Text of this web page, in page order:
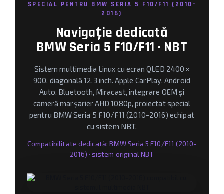
Camere marșarier auto
Camere marșarier universale
Camere Skoda
Camere Volkswagen
Camere Mercedes Benz
Camere Audi
Camere BMW
SPECIAL PENTRU BMW SERIA 5 F10/F11 (2010-
2016)
Navigație dedicată
BMW Seria 5 F10/F11 · NBT
Sistem multimedia Linux cu ecran QLED 2400 ×
900, diagonală 12.3 inch. Apple CarPlay, Android
Auto, Bluetooth, Miracast, integrare OEM și
cameră marșarier AHD 1080p, proiectat special
pentru BMW Seria 5 F10/F11 (2010-2016) echipat
cu sistem NBT.
Compatibilitate dedicată: BMW Seria 5 F10/F11 (2010-
2016) · sistem original NBT